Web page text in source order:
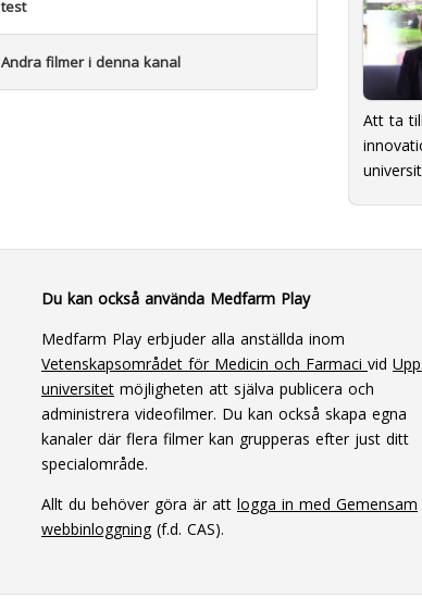
test
Andra filmer i denna kanal
Att ta
Du kan också använda Medfarm Play
Medfarm Play erbjuder alla anställda inom
Vetenskapsområdet för Medicin och Farmaci vid
universitet möjligheten att själva publicera och
administrera videofilmer. Du kan också skapa egna
kanaler där flera filmer kan grupperas efter just ditt
specialområde.
Allt du behöver göra är att logga in med Gemensam
webbinloggning (f.d. CAS).